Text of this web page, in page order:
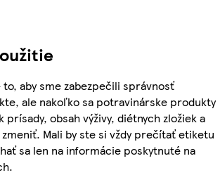
aby sme zabezpečili správnosť
ale nakoľko sa potravinárske produkty
prísady, obsah výživy, diétnych zložiek a
Mali by ste si vždy prečítať etiketu
sa len na informácie poskytnuté na